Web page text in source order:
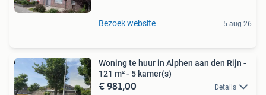
Bezoek website 5 aug 26
Woning te huur in Alphen aan den Rijn -
121 m² - 5 kamer(s)
€ 981,00 Details